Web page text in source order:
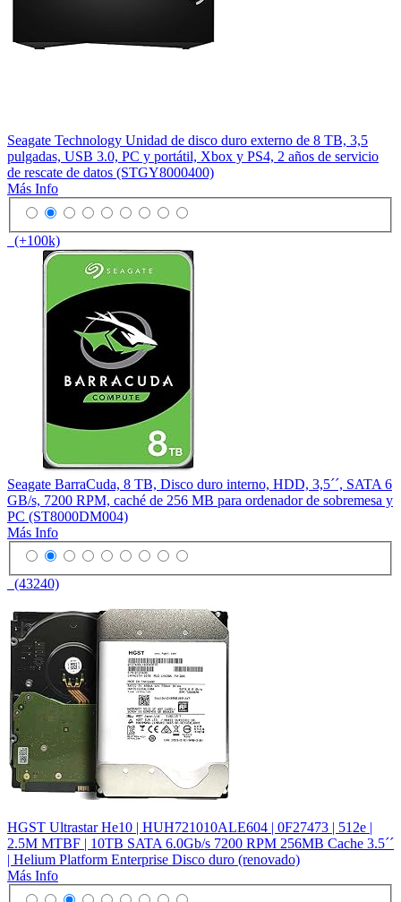
Seagate Technology Unidad de disco duro externo de 8 TB, 3,5
pulgadas, USB 3.0, PC y portátil, Xbox y PS4, 2 años de servicio
de rescate de datos (STGY8000400)
Más Info
(+100k)
Seagate BarraCuda, 8 TB, Disco duro interno, HDD, 3,5´´, SATA 6
GB/s, 7200 RPM, caché de 256 MB para ordenador de sobremesa y
PC (ST8000DM004)
Más Info
(43240)
HGST Ultrastar He10 | HUH721010ALE604 | 0F27473 | 512e |
2.5M MTBF | 10TB SATA 6.0Gb/s 7200 RPM 256MB Cache 3.5´´
| Helium Platform Enterprise Disco duro (renovado)
Más Info